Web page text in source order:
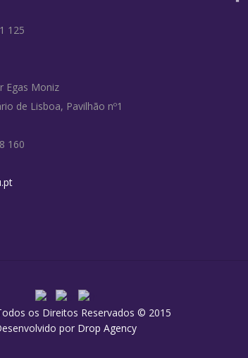
125
Egas Moniz
de Lisboa, Pavilhão nº1
160
os Direitos Reservados © 2015
por Drop Agency